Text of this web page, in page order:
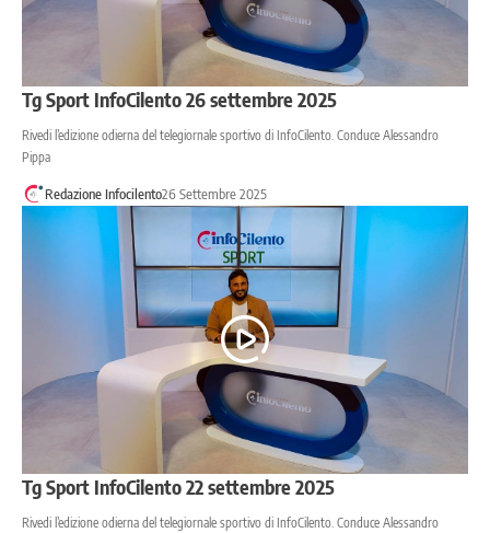
Tg Sport InfoCilento 26 settembre 2025
Rivedi l’edizione odierna del telegiornale sportivo di InfoCilento. Conduce Alessandro
Pippa
Redazione Infocilento26 Settembre 2025
Tg Sport InfoCilento 22 settembre 2025
Rivedi l’edizione odierna del telegiornale sportivo di InfoCilento. Conduce Alessandro